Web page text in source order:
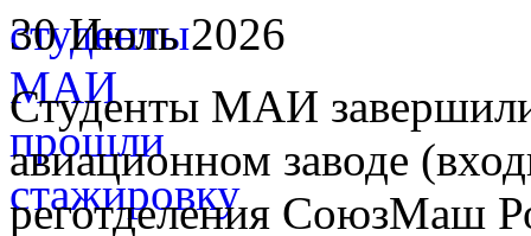
30 Июль 2026
Студенты МАИ
авиационном заводе
реготделения СоюзМаш